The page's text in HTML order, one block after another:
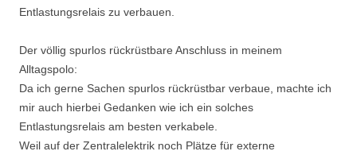
Entlastungsrelais zu verbauen.
Der völlig spurlos rückrüstbare Anschluss in meinem
Alltagspolo:
Da ich gerne Sachen spurlos rückrüstbar verbaue, machte ich
mir auch hierbei Gedanken wie ich ein solches
Entlastungsrelais am besten verkabele.
Weil auf der Zentralelektrik noch Plätze für externe